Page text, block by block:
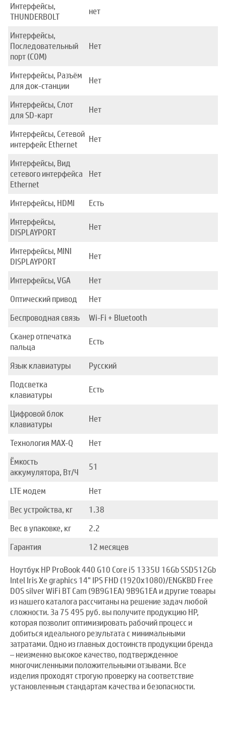
Интерфейсы,
THUNDERBOLT
нет
Интерфейсы,
Последовательный
порт (COM)
Нет
Интерфейсы, Разъём
для док-станции
Нет
Интерфейсы, Слот
для SD-карт
Нет
Интерфейсы, Сетевой
интерфейс Ethernet
Нет
Интерфейсы, Вид
сетевого интерфейса
Ethernet
Нет
Интерфейсы, HDMI
Есть
Интерфейсы,
DISPLAYPORT
Нет
Интерфейсы, MINI
DISPLAYPORT
Нет
Интерфейсы, VGA
Нет
Оптический привод
Нет
Беспроводная связь
Wi-Fi + Bluetooth
Сканер отпечатка
пальца
Есть
Язык клавиатуры
Русский
Подсветка
клавиатуры
Есть
Цифровой блок
клавиатуры
Нет
Технология MAX-Q
Нет
Ёмкость
аккумулятора, Вт/Ч
51
LTE модем
Нет
Вес устройства, кг
1.38
Вес в упаковке, кг
2.2
Гарантия
12 месяцев
Ноутбук HP ProBook 440 G10 Core i5 1335U 16Gb SSD512Gb
Intel Iris Xe graphics 14" IPS FHD (1920x1080)/ENGKBD Free
DOS silver WiFi BT Cam (9B9G1EA) 9B9G1EA и другие товары
из нашего каталога рассчитаны на решение задач любой
сложности. За 75 495 руб. вы получите продукцию HP,
которая позволит оптимизировать рабочий процесс и
добиться идеального результата с минимальными
затратами. Одно из главных достоинств продукции бренда
– неизменно высокое качество, подтвержденное
многочисленными положительными отзывами. Все
изделия проходят строгую проверку на соответствие
установленным стандартам качества и безопасности.